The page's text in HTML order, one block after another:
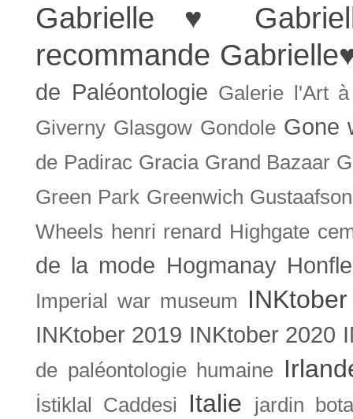
Gabrielle ♥
recommande
de Paléontologie Galerie l'Art
Giverny Glasgow Gondole Gone
de Padirac Gracia Grand Bazaar
Green Park Greenwich Gustaafson
Wheels henri renard Highgate
de la mode Hogmanay
Imperial war museum INKtober
INKtober 2019 INKtober 2020
de paléontologie humaine
İstiklal Caddesi Italie
jardin